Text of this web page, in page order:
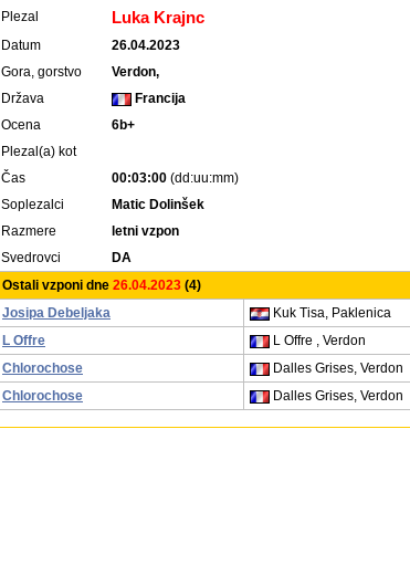
Plezal Luka Krajnc
Datum
26.04.2023
Gora, gorstvo
Verdon,
Država
Francija
Ocena
6b+
Plezal(a) kot
Čas
00:03:00 (dd:uu:mm)
Soplezalci
Matic Dolinšek
Razmere
letni vzpon
Svedrovci
DA
Ostali vzponi dne 26.04.2023 (4)
Josipa Debeljaka
Kuk Tisa, Paklenica
L Offre
L Offre , Verdon
Chlorochose
Dalles Grises, Verdon
Chlorochose
Dalles Grises, Verdon